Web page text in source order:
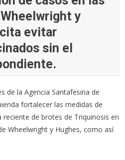
y
evitar
sin el
de la Agencia Santafesina de
fortalecer las medidas de
de brotes de Triquinosis en
Wheelwright y Hughes, como así